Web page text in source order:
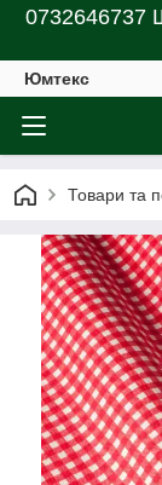
0732646737
Юмтекс
Товари та